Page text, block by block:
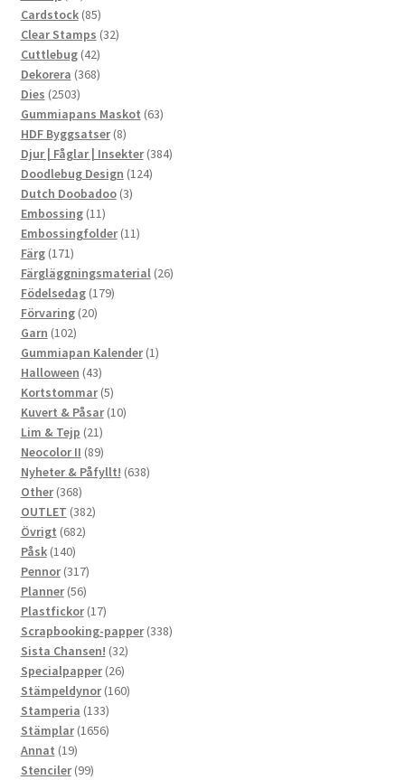
produkter
Cardstock 8585
produkter
Clear Stamps 3232
Cuttlebug 4242
produkter
Dekorera 368368
Dies 25032503
produkter
Gummiapans Maskot 6363
HDF Byggsatser 88
produkter
Djur | Fåglar | Insekter 384384
Doodlebug Design 124124
Dutch Doobadoo 33
Embossing 1111
produkter
Embossingfolder 1111
Färg 171171
produkter
Färgläggningsmaterial 2626
Födelsedag 179179
Förvaring 2020
Garn 102102
produkter
Gummiapan Kalender 11
Halloween 4343
produkter
Kortstommar 55
produkter
Kuvert & Påsar 1010
Lim & Tejp 2121
produkter
Neocolor II 8989
produkter
Nyheter & Påfyllt! 638638
Other 368368
produkter
OUTLET 382382
Övrigt 682682
Påsk 140140
produkter
Pennor 317317
produkter
Planner 5656
produkter
Plastfickor 1717
produkter
Scrapbooking-papper 338338
Sista Chansen! 3232
produkter
Specialpapper 2626
produkter
Stämpeldynor 160160
Stamperia 133133
produkter
Stämplar 16561656
Annat 1919
produkter
Stenciler 9999